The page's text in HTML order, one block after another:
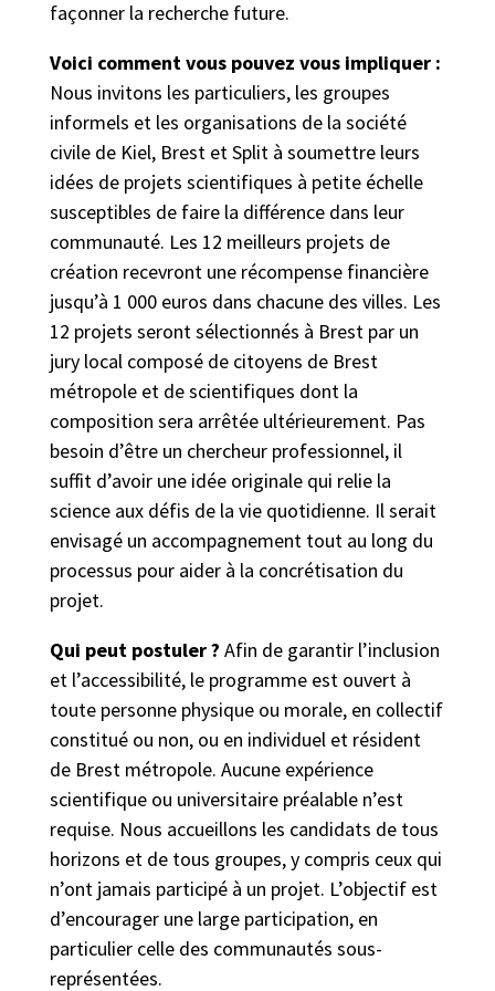
façonner la recherche future.
Voici comment vous pouvez vous impliquer :
Nous invitons les particuliers, les groupes
informels et les organisations de la société
civile de Kiel, Brest et Split à soumettre leurs
idées de projets scientifiques à petite échelle
susceptibles de faire la différence dans leur
communauté. Les 12 meilleurs projets de
création recevront une récompense financière
jusqu’à 1 000 euros dans chacune des villes. Les
12 projets seront sélectionnés à Brest par un
jury local composé de citoyens de Brest
métropole et de scientifiques dont la
composition sera arrêtée ultérieurement. Pas
besoin d’être un chercheur professionnel, il
suffit d’avoir une idée originale qui relie la
science aux défis de la vie quotidienne. Il serait
envisagé un accompagnement tout au long du
processus pour aider à la concrétisation du
projet.
Qui peut postuler ? Afin de garantir l’inclusion
et l’accessibilité, le programme est ouvert à
toute personne physique ou morale, en collectif
constitué ou non, ou en individuel et résident
de Brest métropole. Aucune expérience
scientifique ou universitaire préalable n’est
requise. Nous accueillons les candidats de tous
horizons et de tous groupes, y compris ceux qui
n’ont jamais participé à un projet. L’objectif est
d’encourager une large participation, en
particulier celle des communautés sous-
représentées.